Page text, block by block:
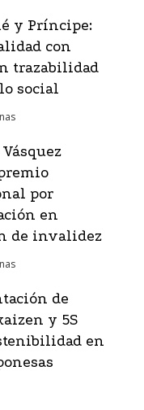
y Príncipe:
con
trazabilidad
social
por
en
de invalidez
de
y 5S
en